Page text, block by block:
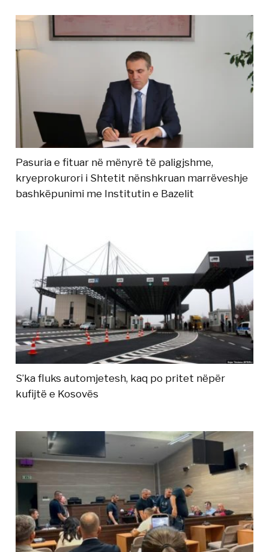
Pasuria e fituar në mënyrë të paligjshme,
kryeprokurori i Shtetit nënshkruan marrëveshje
bashkëpunimi me Institutin e Bazelit
S’ka fluks automjetesh, kaq po pritet nëpër
kufijtë e Kosovës